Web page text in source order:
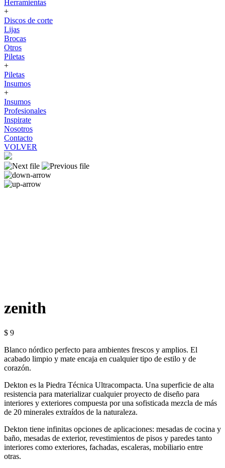
Herramientas
+
Discos de corte
Lijas
Brocas
Otros
Piletas
+
Piletas
Insumos
+
Insumos
Profesionales
Inspirate
Nosotros
Contacto
VOLVER
zenith
$ 9
Blanco nórdico perfecto para ambientes frescos y amplios. El
acabado limpio y mate encaja en cualquier tipo de estilo y de
corazón.
Dekton es la Piedra Técnica Ultracompacta. Una superficie de alta
resistencia para materializar cualquier proyecto de diseño para
interiores y exteriores compuesta por una sofisticada mezcla de más
de 20 minerales extraídos de la naturaleza.
Dekton tiene infinitas opciones de aplicaciones: mesadas de cocina y
baño, mesadas de exterior, revestimientos de pisos y paredes tanto
interiores como exteriores, fachadas, escaleras, mobiliario entre
otras.